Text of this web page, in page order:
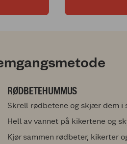
RØDBETEHUMMUS
Skrell rødbetene og skjær dem i
Hell av vannet på kikertene og
Kjør sammen rødbeter, kikerter